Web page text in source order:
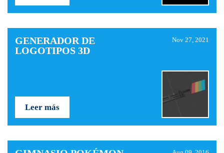
GENERADOR DE
LOGOTIPOS 3D
Nov 27, 2021
Leer más